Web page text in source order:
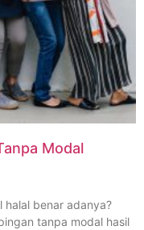
Modal
halal benar adanya?
tanpa modal hasil